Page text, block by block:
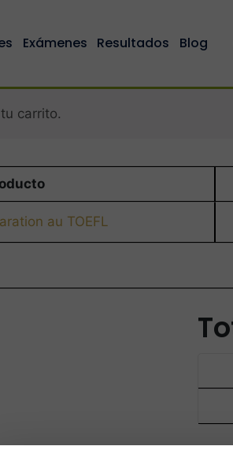
Exámenes Resultados Blog
carrito.
au TOEFL